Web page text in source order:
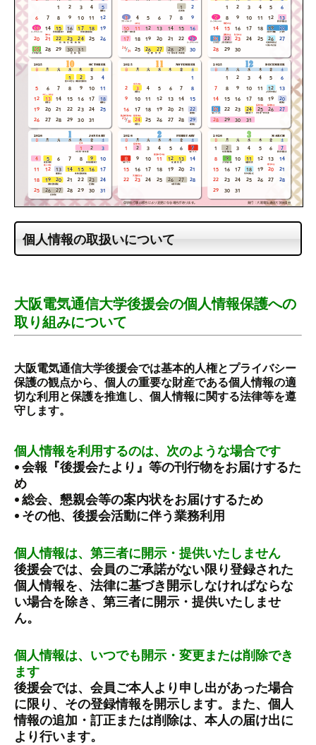
個人情報の取扱いについて
大阪電気通信大学後援会の個人情報保護への
取り組みについて
大阪電気通信大学後援会では基本的人権とプライバシー
保護の観点から、個人の重要な財産である個人情報の適
切な利用と保護を推進し、個人情報に関する法律等を遵
守します。
個人情報を利用するのは、次のような場合です
• 会報『後援会たより』等の刊行物をお届けするた
め
• 総会、懇親会等の案内状をお届けするため
• その他、後援会活動に伴う業務利用
個人情報は、第三者に開示・提供いたしません
後援会では、会員のご承諾がない限り登録された
個人情報を、法律に基づき開示しなければならな
い場合を除き、第三者に開示・提供いたしませ
ん。
個人情報は、いつでも開示・変更または削除でき
ます
後援会では、会員ご本人より申し出があった場合
に限り、その登録情報を開示します。また、個人
情報の追加・訂正または削除は、本人の届け出に
より行います。